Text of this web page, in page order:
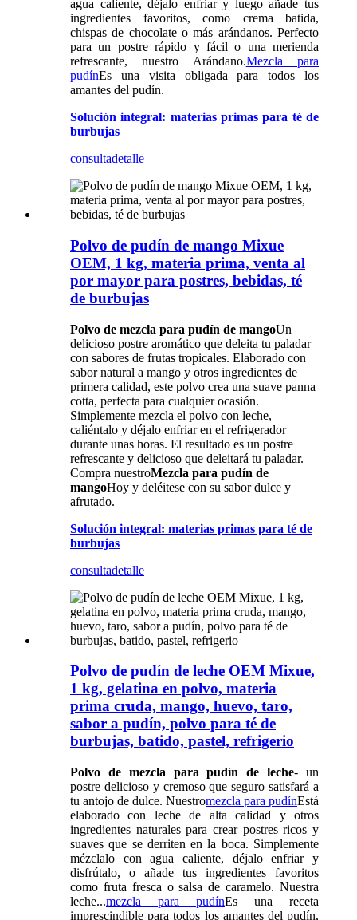
agua caliente, déjalo enfriar y luego añade tus
ingredientes favoritos, como crema batida,
chispas de chocolate o más arándanos. Perfecto
para un postre rápido y fácil o una merienda
refrescante, nuestro Arándano.Mezcla para
pudínEs una visita obligada para todos los
amantes del pudín.
Solución integral: materias primas para té de
burbujas
consultadetalle
Polvo de pudín de mango Mixue
OEM, 1 kg, materia prima, venta al
por mayor para postres, bebidas, té
de burbujas
Polvo de mezcla para pudín de mangoUn
delicioso postre aromático que deleita tu paladar
con sabores de frutas tropicales. Elaborado con
sabor natural a mango y otros ingredientes de
primera calidad, este polvo crea una suave panna
cotta, perfecta para cualquier ocasión.
Simplemente mezcla el polvo con leche,
caliéntalo y déjalo enfriar en el refrigerador
durante unas horas. El resultado es un postre
refrescante y delicioso que deleitará tu paladar.
Compra nuestroMezcla para pudín de
mangoHoy y deléitese con su sabor dulce y
afrutado.
Solución integral: materias primas para té de
burbujas
consultadetalle
Polvo de pudín de leche OEM Mixue,
1 kg, gelatina en polvo, materia
prima cruda, mango, huevo, taro,
sabor a pudín, polvo para té de
burbujas, batido, pastel, refrigerio
Polvo de mezcla para pudín de leche- un
postre delicioso y cremoso que seguro satisfará a
tu antojo de dulce. Nuestromezcla para pudínEstá
elaborado con leche de alta calidad y otros
ingredientes naturales para crear postres ricos y
suaves que se derriten en la boca. Simplemente
mézclalo con agua caliente, déjalo enfriar y
disfrútalo, o añade tus ingredientes favoritos
como fruta fresca o salsa de caramelo. Nuestra
leche...mezcla para pudínEs una receta
imprescindible para todos los amantes del pudín,